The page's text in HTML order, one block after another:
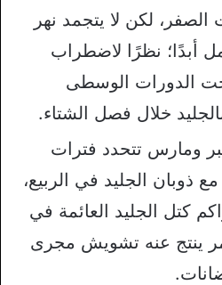
لكن لا يتجمد نهر
أبدًا؛ نظرًا لاضطراب
الدورات الوسطى
خلال فصل الشتاء.
ومارس تتحدد فترات
ذوبان الجليد في الربيع،
كتل الجليد العائمة في
ينتج عنه تشويش مجرى